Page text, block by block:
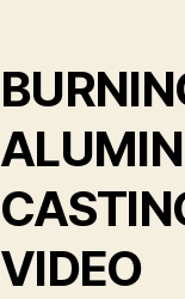
VIDEO